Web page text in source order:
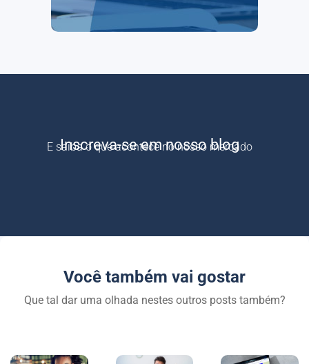
Inscreva-se em nosso blog
E saiba o que acontece no nosso mercado
Você também vai gostar
Que tal dar uma olhada nestes outros posts também?